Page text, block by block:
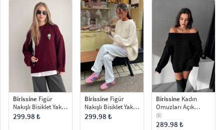
Birissine Figür
Nakışlı Bisiklet Yaka
Oversize Kadın Triko
299.98 ₺
Birissine Figür
Nakışlı Bisiklet Yaka
Oversize Kadın Triko
299.98 ₺
Birissine Kadın
Omuzları Açık
Madonna Yaka
Oversize Triko
(5)
289.98 ₺